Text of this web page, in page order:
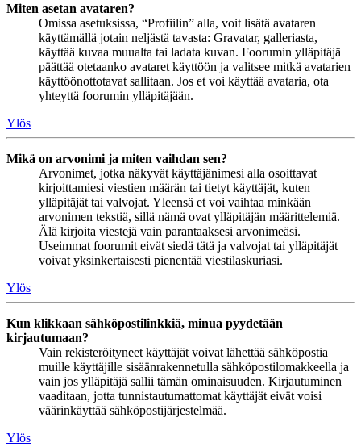
Miten asetan avataren?
Omissa asetuksissa, “Profiilin” alla, voit lisätä avataren
käyttämällä jotain neljästä tavasta: Gravatar, galleriasta,
käyttää kuvaa muualta tai ladata kuvan. Foorumin ylläpitäjä
päättää otetaanko avataret käyttöön ja valitsee mitkä avatarien
käyttöönottotavat sallitaan. Jos et voi käyttää avataria, ota
yhteyttä foorumin ylläpitäjään.
Ylös
Mikä on arvonimi ja miten vaihdan sen?
Arvonimet, jotka näkyvät käyttäjänimesi alla osoittavat
kirjoittamiesi viestien määrän tai tietyt käyttäjät, kuten
ylläpitäjät tai valvojat. Yleensä et voi vaihtaa minkään
arvonimen tekstiä, sillä nämä ovat ylläpitäjän määrittelemiä.
Älä kirjoita viestejä vain parantaaksesi arvonimeäsi.
Useimmat foorumit eivät siedä tätä ja valvojat tai ylläpitäjät
voivat yksinkertaisesti pienentää viestilaskuriasi.
Ylös
Kun klikkaan sähköpostilinkkiä, minua pyydetään
kirjautumaan?
Vain rekisteröityneet käyttäjät voivat lähettää sähköpostia
muille käyttäjille sisäänrakennetulla sähköpostilomakkeella ja
vain jos ylläpitäjä sallii tämän ominaisuuden. Kirjautuminen
vaaditaan, jotta tunnistautumattomat käyttäjät eivät voisi
väärinkäyttää sähköpostijärjestelmää.
Ylös